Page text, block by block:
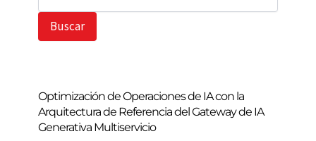
s
Buscar
Optimización de Operaciones de IA con la
Arquitectura de Referencia del Gateway de IA
Generativa Multiservicio